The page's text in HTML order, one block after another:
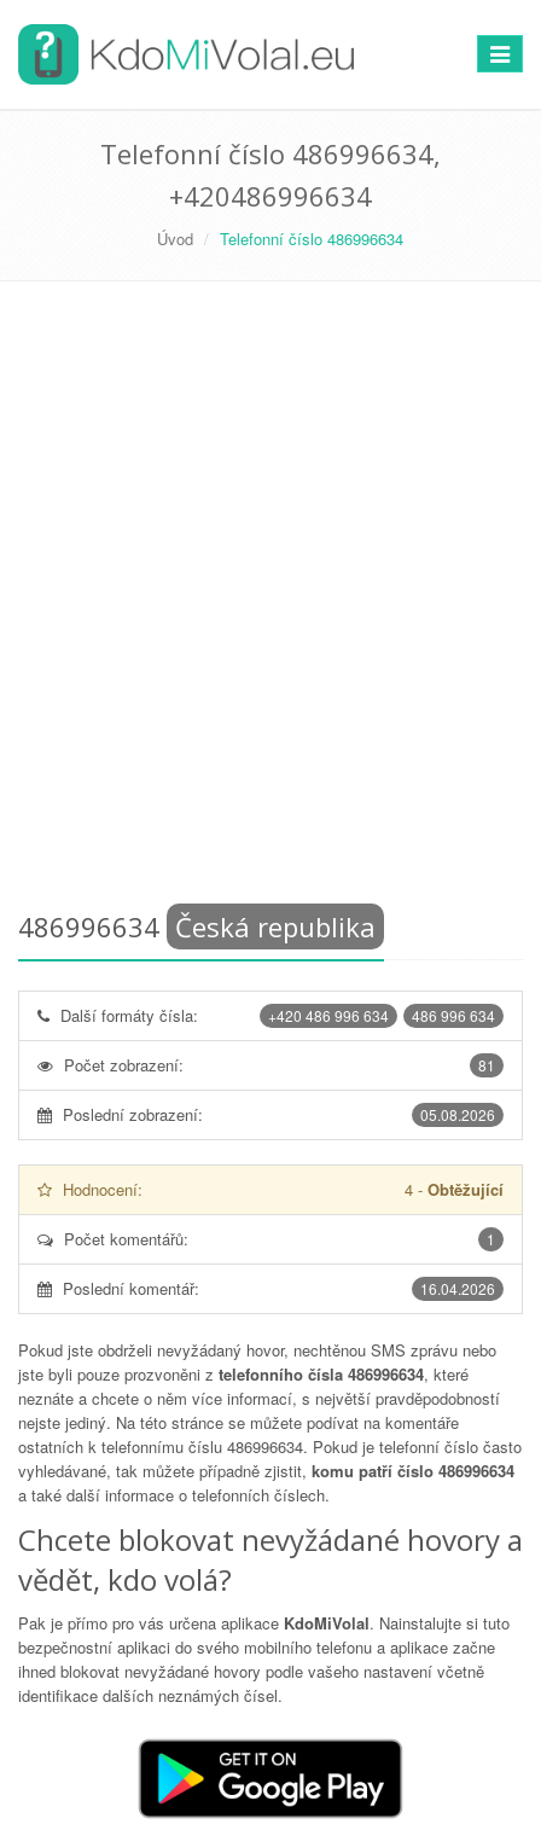
Telefonní číslo 486996634,
+420486996634
Úvod Telefonní číslo 486996634
486996634 Česká republika
486 996 634
+420 486 996 634
Další formáty čísla:
81
Počet zobrazení:
05.08.2026
Poslední zobrazení:
Hodnocení: 4 - Obtěžující
1
Počet komentářů:
16.04.2026
Poslední komentář:
Pokud jste obdrželi nevyžádaný hovor, nechtěnou SMS zprávu nebo
jste byli pouze prozvoněni z telefonního čísla 486996634, které
neznáte a chcete o něm více informací, s největší pravděpodobností
nejste jediný. Na této stránce se můžete podívat na komentáře
ostatních k telefonnímu číslu 486996634. Pokud je telefonní číslo často
vyhledávané, tak můžete případně zjistit, komu patří číslo 486996634
a také další informace o telefonních číslech.
Chcete blokovat nevyžádané hovory a
vědět, kdo volá?
Pak je přímo pro vás určena aplikace KdoMiVolal. Nainstalujte si tuto
bezpečnostní aplikaci do svého mobilního telefonu a aplikace začne
ihned blokovat nevyžádané hovory podle vašeho nastavení včetně
identifikace dalších neznámých čísel.